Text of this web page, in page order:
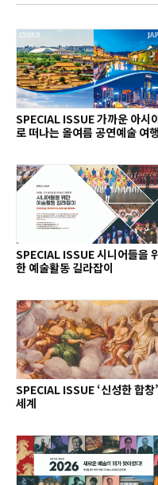
SPECIAL ISSUE 가까운 아시
로 떠나는 올여름 공연예술 여행
SPECIAL ISSUE 시니어들을
한 예술활동 길라잡이
SPECIAL ISSUE ‘신성한 합창
세계